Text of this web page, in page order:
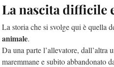
La nascita difficile
La storia che si svolge qui è quella
animale.
Da una parte l’allevatore, dall’altra
maremmane e subito abbandonato